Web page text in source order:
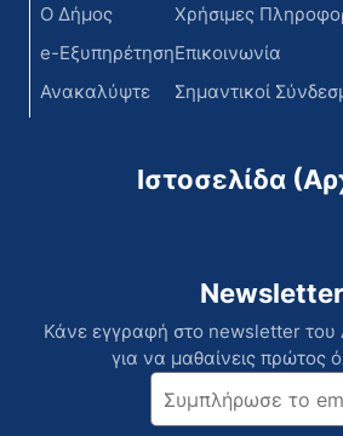
Ο Δήμος
e-Εξυπηρέτηση
Ανακαλύψτε
Χρήσιμες
Επικοινωνία
Σημαντικοί
Ιστοσελίδα
Newsletter
Κάνε εγγραφή στο newsletter του
για να μαθαίνεις πρώτος